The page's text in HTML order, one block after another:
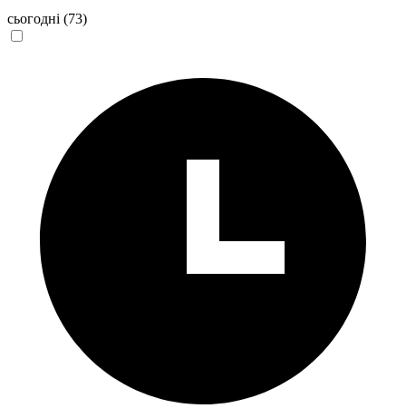
сьогодні (73)